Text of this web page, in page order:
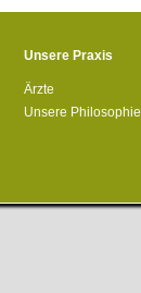
Unsere Praxis
Ärzte
Unsere Philosophie